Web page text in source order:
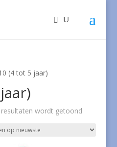
(4 tot 5 jaar)
wordt getoondGesorteerd
nieuwste